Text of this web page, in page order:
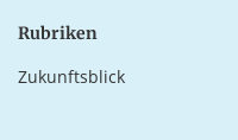
Rubriken
Zukunftsblick